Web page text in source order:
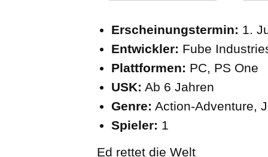
Erscheinungstermin: 1.
Entwickler: Fube
Plattformen: PC, PS One
USK: Ab 6 Jahren
Genre: Action-Adventure,
Spieler: 1
Ed rettet die Welt